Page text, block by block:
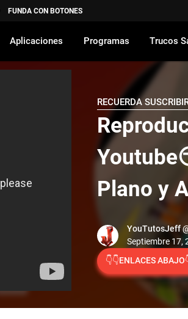
FUNDA CON BOTONES
Aplicaciones Programas Trucos
Plano y
RECUERDA
👇👇ENLACES
YouTutosJeff